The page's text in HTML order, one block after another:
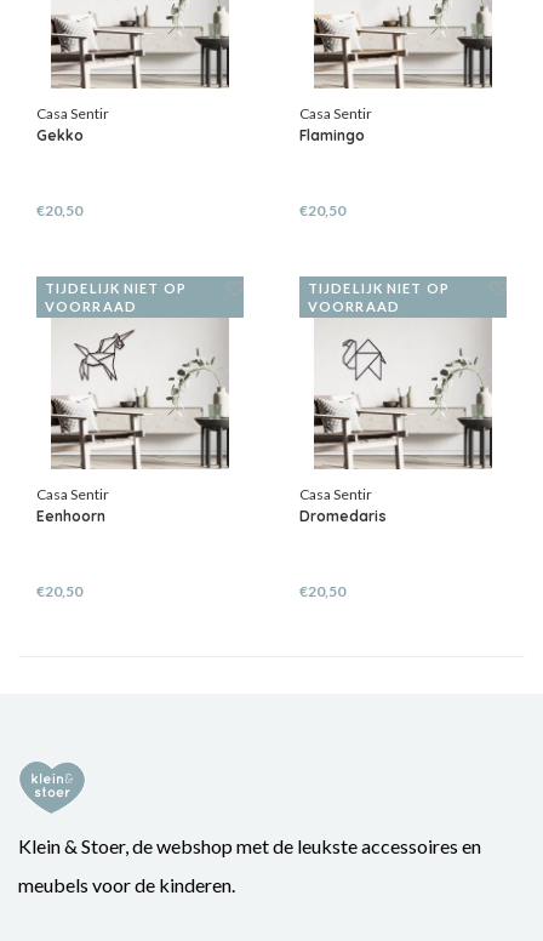
Casa Sentir
Gekko
€20,50
Casa Sentir
Flamingo
€20,50
TIJDELIJK NIET OP
VOORRAAD
Casa Sentir
Eenhoorn
€20,50
TIJDELIJK NIET OP
VOORRAAD
Casa Sentir
Dromedaris
€20,50
Klein & Stoer, de webshop met de leukste accessoires en
meubels voor de kinderen.